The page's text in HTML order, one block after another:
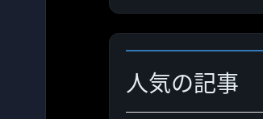
ー
人気の記事